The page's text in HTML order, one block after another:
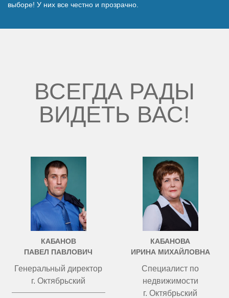
выборе! У них все честно и прозрачно.
ВСЕГДА РАДЫ
ВИДЕТЬ ВАС!
КАБАНОВ
ПАВЕЛ ПАВЛОВИЧ
Генеральный директор
г. Октябрьский
КАБАНОВА
ИРИНА МИХАЙЛОВНА
Специалист по
недвижимости
г. Октябрьский